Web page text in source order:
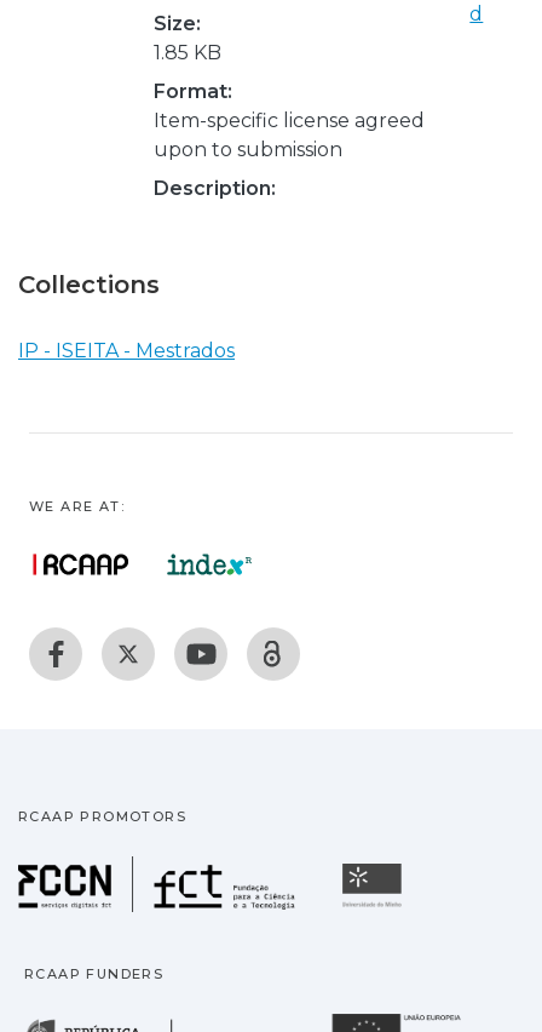
Size:
1.85 KB
Format:
Item-specific license agreed
upon to submission
Description:
d
Collections
IP - ISEITA - Mestrados
WE ARE AT:
RCAAP PROMOTORS
Fundação para a
RCAAP FUNDERS